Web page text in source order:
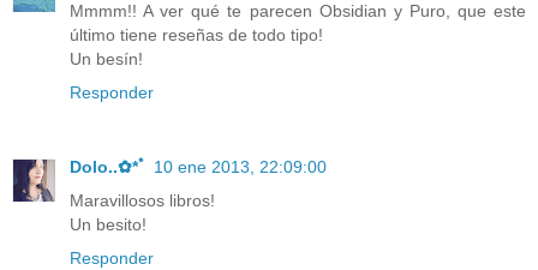
Mmmm!! A ver qué te parecen Obsidian y Puro, que este
último tiene reseñas de todo tipo!
Un besín!
Responder
Dolo..✿*ﾟ 10 ene 2013, 22:09:00
Maravillosos libros!
Un besito!
Responder